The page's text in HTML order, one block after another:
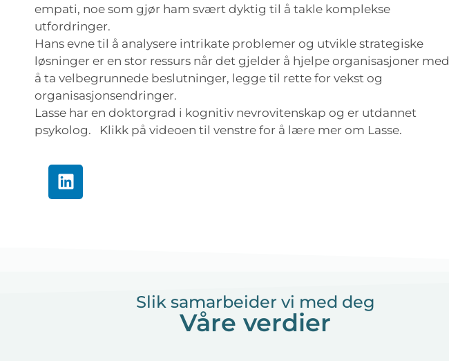
empati, noe som gjør ham svært dyktig til å takle komplekse
utfordringer.
Hans evne til å analysere intrikate problemer og utvikle strategiske
løsninger er en stor ressurs når det gjelder å hjelpe organisasjoner med
å ta velbegrunnede beslutninger, legge til rette for vekst og
organisasjonsendringer.
Lasse har en doktorgrad i kognitiv nevrovitenskap og er utdannet
psykolog. Klikk på videoen til venstre for å lære mer om Lasse.
Slik samarbeider vi med deg
Våre verdier